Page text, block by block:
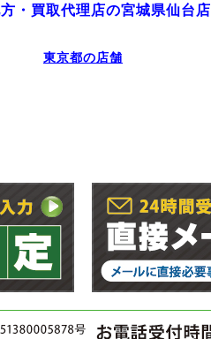
・買取代理店の宮城県仙台店
東京都の店舗